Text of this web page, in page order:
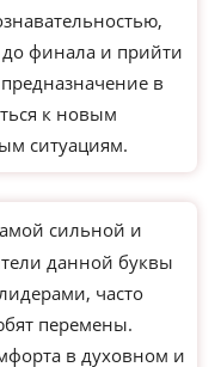
финала и прийти
в
к новым
ситуациям.
сильной и
данной буквы
часто
перемены.
в духовном и